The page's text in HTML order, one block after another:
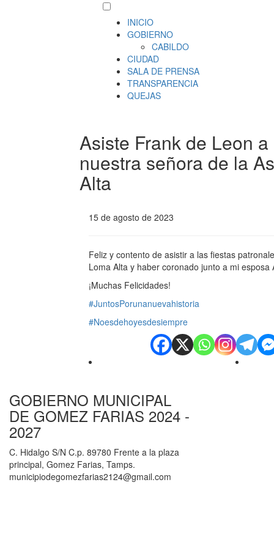
INICIO
GOBIERNO
CABILDO
CIUDAD
SALA DE PRENSA
TRANSPARENCIA
QUEJAS
Asiste Frank de Leon
nuestra señora de la
Alta
15 de agosto de 2023
Feliz y contento de asistir a las fiestas
Loma Alta y haber coronado junto a mi
¡Muchas Felicidades!
#JuntosPorunanuevahistoria
#Noesdehoyesdesiempre
GOBIERNO MUNICIPAL
DE GOMEZ FARIAS 2024 -
2027
C. Hidalgo S/N C.p. 89780 Frente a la plaza
principal, Gomez Farias, Tamps.
municipiodegomezfarias2124@gmail.com